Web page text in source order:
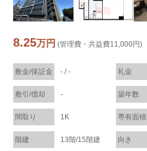
8.25万円 (管理費・共益費11,000円)
敷金/保証金 - / - 礼金
敷引/償却 - 築年数
間取り 1K 専有面積
階建 13階/15階建 向き